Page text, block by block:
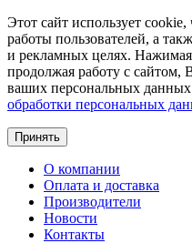
Этот сайт использует
работы пользователей, а
и рекламных целях.
продолжая работу с сайтом,
ваших персональных данных
обработки персональных
Принять
О компании
Оплата и доставка
Производители
Новости
Контакты